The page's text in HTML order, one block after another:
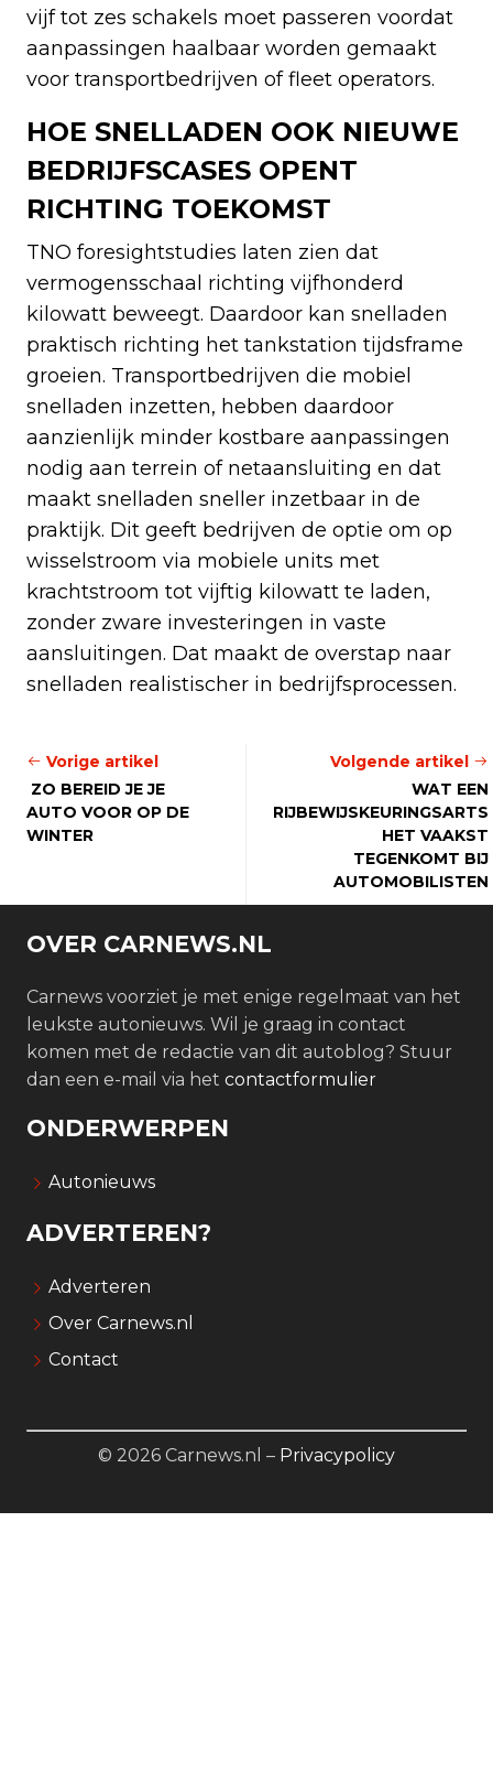
vijf tot zes schakels moet passeren voordat
aanpassingen haalbaar worden gemaakt
voor transportbedrijven of fleet operators.
HOE SNELLADEN OOK NIEUWE
BEDRIJFSCASES OPENT
RICHTING TOEKOMST
TNO foresightstudies laten zien dat
vermogensschaal richting vijfhonderd
kilowatt beweegt. Daardoor kan snelladen
praktisch richting het tankstation tijdsframe
groeien. Transportbedrijven die mobiel
snelladen inzetten, hebben daardoor
aanzienlijk minder kostbare aanpassingen
nodig aan terrein of netaansluiting en dat
maakt snelladen sneller inzetbaar in de
praktijk. Dit geeft bedrijven de optie om op
wisselstroom via mobiele units met
krachtstroom tot vijftig kilowatt te laden,
zonder zware investeringen in vaste
aansluitingen. Dat maakt de overstap naar
snelladen realistischer in bedrijfsprocessen.
Vorige artikel
ZO BEREID JE JE
AUTO VOOR OP DE
WINTER
Volgende artikel
WAT EEN
RIJBEWIJSKEURINGSARTS
HET VAAKST
TEGENKOMT BIJ
AUTOMOBILISTEN
OVER CARNEWS.NL
Carnews voorziet je met enige regelmaat van het
leukste autonieuws. Wil je graag in contact
komen met de redactie van dit autoblog? Stuur
dan een e-mail via het contactformulier
ONDERWERPEN
Autonieuws
ADVERTEREN?
Adverteren
Over Carnews.nl
Contact
© 2026 Carnews.nl – Privacypolicy